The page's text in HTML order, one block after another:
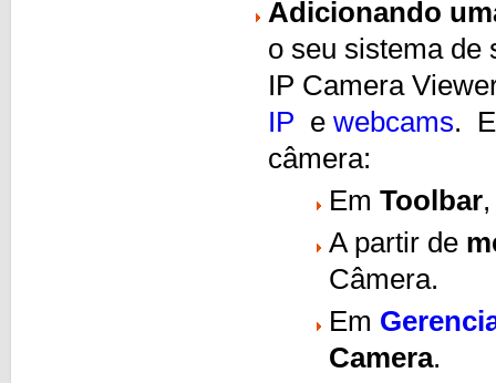
Adicionando
o seu sistema de
IP Camera
IP e webcams.
câmera:
Em Toolbar
A partir de
Câmera.
Em
Camera.